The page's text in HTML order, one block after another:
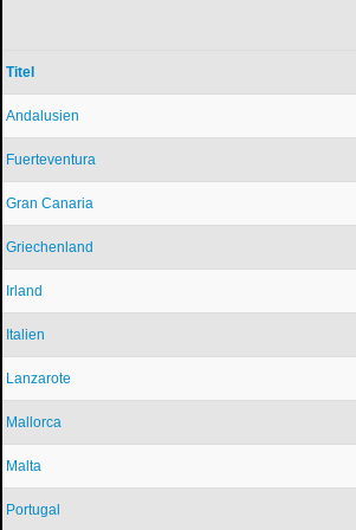
Titel
Andalusien
Fuerteventura
Gran Canaria
Griechenland
Irland
Italien
Lanzarote
Mallorca
Malta
Portugal